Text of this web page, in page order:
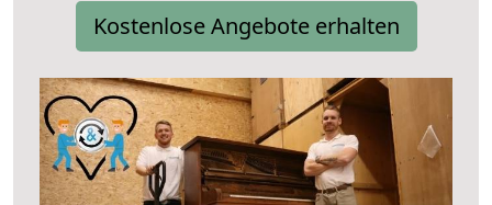
Kostenlose Angebote erhalten